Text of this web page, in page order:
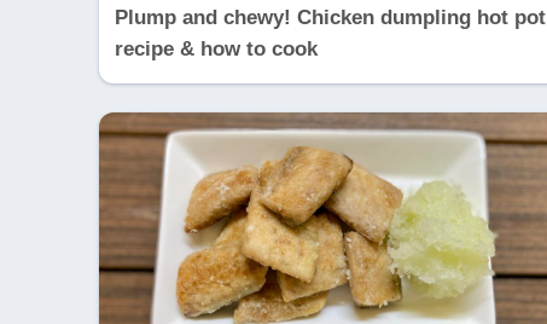
Plump and chewy! Chicken dumpling hot pot
recipe & how to cook